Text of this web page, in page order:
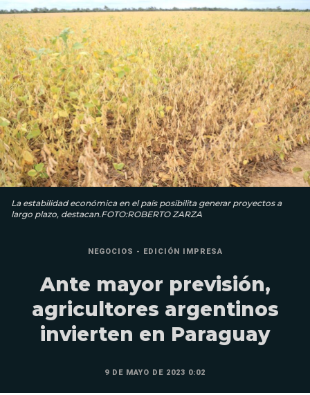
La estabilidad económica en el país posibilita generar proyectos a
largo plazo, destacan.FOTO:ROBERTO ZARZA
NEGOCIOS - EDICIÓN IMPRESA
Ante mayor previsión,
agricultores argentinos
invierten en Paraguay
9 DE MAYO DE 2023 0:02